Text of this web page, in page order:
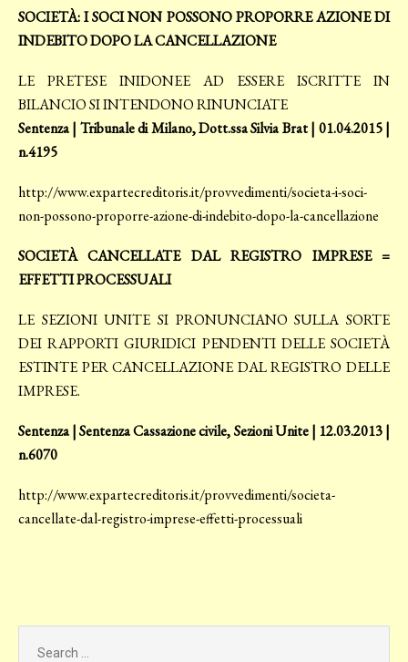
SOCIETÀ: I SOCI NON POSSONO PROPORRE AZIONE DI
INDEBITO DOPO LA CANCELLAZIONE
LE PRETESE INIDONEE AD ESSERE ISCRITTE IN
BILANCIO SI INTENDONO RINUNCIATE
Sentenza | Tribunale di Milano, Dott.ssa Silvia Brat | 01.04.2015 |
n.4195
http://www.expartecreditoris.it/provvedimenti/societa-i-soci-
non-possono-proporre-azione-di-indebito-dopo-la-cancellazione
SOCIETÀ CANCELLATE DAL REGISTRO IMPRESE =
EFFETTI PROCESSUALI
LE SEZIONI UNITE SI PRONUNCIANO SULLA SORTE
DEI RAPPORTI GIURIDICI PENDENTI DELLE SOCIETÀ
ESTINTE PER CANCELLAZIONE DAL REGISTRO DELLE
IMPRESE.
Sentenza | Sentenza Cassazione civile, Sezioni Unite | 12.03.2013 |
n.6070
http://www.expartecreditoris.it/provvedimenti/societa-
cancellate-dal-registro-imprese-effetti-processuali
for: